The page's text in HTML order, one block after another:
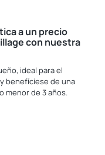
a un precio
con nuestra
ideal para el
benefíciese de una
menor de 3 años.